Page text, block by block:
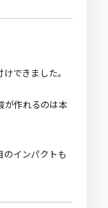
できました。
が作れるのは本
のインパクトも